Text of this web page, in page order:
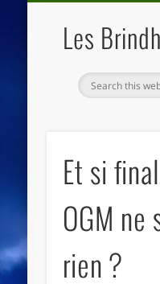
Les
Et si
OGM ne
rien ?